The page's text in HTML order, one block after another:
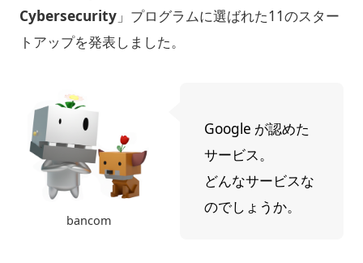
Cybersecurity 」プログラムに選ばれた11のスター
トアップを発表しました。
bancom
Google が認めた
サービス。
どんなサービスな
のでしょうか。